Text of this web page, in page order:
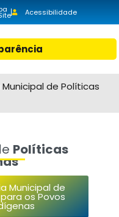
Acessibilidade
de Políticas
Políticas
Municipal de
os Povos